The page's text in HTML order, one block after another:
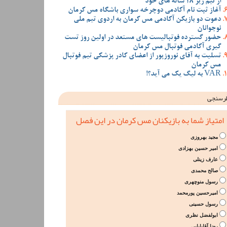
آغاز ثبت نام آکادمی دوچرخه سواری باشگاه مس کرمان
دعوت دو بازیکن آکادمی مس کرمان به اردوی تیم ملی
نوجوانان
حضور گسترده فوتبالیست های مستعد در اولین روز تست
گیری آکادمی فوتبال مس کرمان
تسلیت به آقای نوروزپور از اعضای کادر پزشکی تیم فوتبال
مس کرمان
VAR به لیگ یک می آید؟!
امتیاز شما به بازیکنان مس کرمان در این فصل
مجید بهروزی
امیر حسین بهزادی
عارف زینلی
صالح محمدی
رسول منوچهری
امیرحسین پورمحمد
رسول حسینی
ابولفضل نظری